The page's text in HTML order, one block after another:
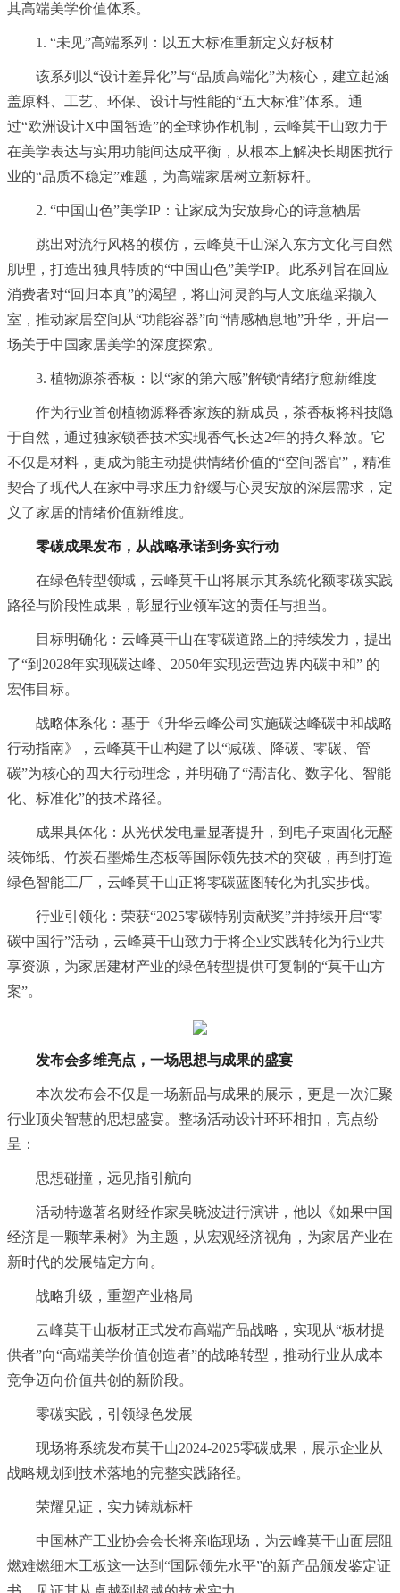
其高端美学价值体系。
1. “未见”高端系列：以五大标准重新定义好板材
该系列以“设计差异化”与“品质高端化”为核心，建立起涵
盖原料、工艺、环保、设计与性能的“五大标准”体系。通
过“欧洲设计X中国智造”的全球协作机制，云峰莫干山致力于
在美学表达与实用功能间达成平衡，从根本上解决长期困扰行
业的“品质不稳定”难题，为高端家居树立新标杆。
2. “中国山色”美学IP：让家成为安放身心的诗意栖居
跳出对流行风格的模仿，云峰莫干山深入东方文化与自然
肌理，打造出独具特质的“中国山色”美学IP。此系列旨在回应
消费者对“回归本真”的渴望，将山河灵韵与人文底蕴采撷入
室，推动家居空间从“功能容器”向“情感栖息地”升华，开启一
场关于中国家居美学的深度探索。
3. 植物源茶香板：以“家的第六感”解锁情绪疗愈新维度
作为行业首创植物源释香家族的新成员，茶香板将科技隐
于自然，通过独家锁香技术实现香气长达2年的持久释放。它
不仅是材料，更成为能主动提供情绪价值的“空间器官”，精准
契合了现代人在家中寻求压力舒缓与心灵安放的深层需求，定
义了家居的情绪价值新维度。
零碳成果发布，从战略承诺到务实行动
在绿色转型领域，云峰莫干山将展示其系统化额零碳实践
路径与阶段性成果，彰显行业领军这的责任与担当。
目标明确化：云峰莫干山在零碳道路上的持续发力，提出
了“到2028年实现碳达峰、2050年实现运营边界内碳中和” 的
宏伟目标。
战略体系化：基于《升华云峰公司实施碳达峰碳中和战略
行动指南》，云峰莫干山构建了以“减碳、降碳、零碳、管
碳”为核心的四大行动理念，并明确了“清洁化、数字化、智能
化、标准化”的技术路径。
成果具体化：从光伏发电量显著提升，到电子束固化无醛
装饰纸、竹炭石墨烯生态板等国际领先技术的突破，再到打造
绿色智能工厂，云峰莫干山正将零碳蓝图转化为扎实步伐。
行业引领化：荣获“2025零碳特别贡献奖”并持续开启“零
碳中国行”活动，云峰莫干山致力于将企业实践转化为行业共
享资源，为家居建材产业的绿色转型提供可复制的“莫干山方
案”。
发布会多维亮点，一场思想与成果的盛宴
本次发布会不仅是一场新品与成果的展示，更是一次汇聚
行业顶尖智慧的思想盛宴。整场活动设计环环相扣，亮点纷
呈：
思想碰撞，远见指引航向
活动特邀著名财经作家吴晓波进行演讲，他以《如果中国
经济是一颗苹果树》为主题，从宏观经济视角，为家居产业在
新时代的发展锚定方向。
战略升级，重塑产业格局
云峰莫干山板材正式发布高端产品战略，实现从“板材提
供者”向“高端美学价值创造者”的战略转型，推动行业从成本
竞争迈向价值共创的新阶段。
零碳实践，引领绿色发展
现场将系统发布莫干山2024-2025零碳成果，展示企业从
战略规划到技术落地的完整实践路径。
荣耀见证，实力铸就标杆
中国林产工业协会会长将亲临现场，为云峰莫干山面层阻
燃难燃细木工板这一达到“国际领先水平”的新产品颁发鉴定证